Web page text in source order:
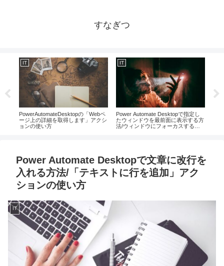
すなぎつ
IT
PowerAutomateDesktopの「Webペ
ージ上の詳細を取得します」アクシ
ョンの使い方
IT
Power Automate Desktopで指定し
たウィンドウを最前面に表示する方
法/ウィンドウにフォーカスするの
Power Automate Desktopで文章に改行を
入れる方法/「テキストに行を追加」アク
ションの使い方
IT